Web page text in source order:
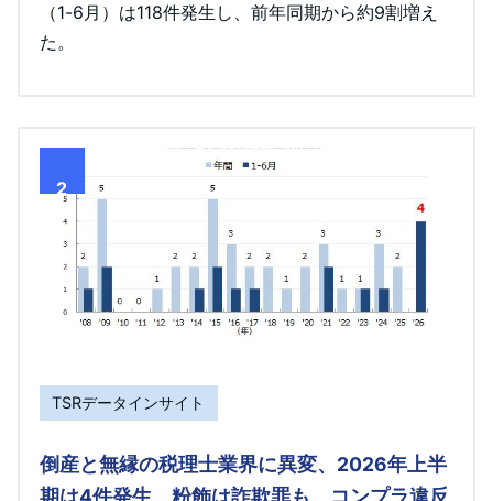
（1-6月）は118件発生し、前年同期から約9割増え
た。
2
TSRデータインサイト
倒産と無縁の税理士業界に異変、2026年上半
期は4件発生 粉飾は詐欺罪も、コンプラ違反